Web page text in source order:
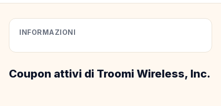
INFORMAZIONI
Coupon attivi di Troomi Wireless, Inc.